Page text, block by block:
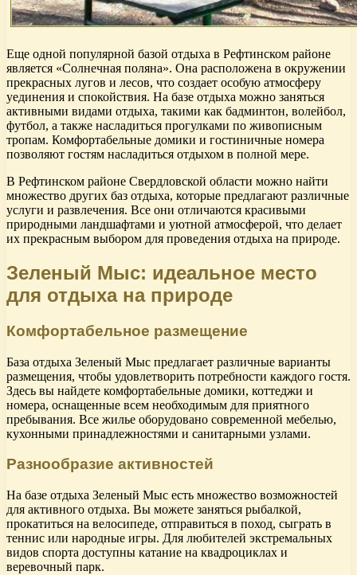
Еще одной популярной базой отдыха в Рефтинском районе
является «Солнечная поляна». Она расположена в окружении
прекрасных лугов и лесов, что создает особую атмосферу
уединения и спокойствия. На базе отдыха можно заняться
активными видами отдыха, такими как бадминтон, волейбол,
футбол, а также насладиться прогулками по живописным
тропам. Комфортабельные домики и гостиничные номера
позволяют гостям насладиться отдыхом в полной мере.
В Рефтинском районе Свердловской области можно найти
множество других баз отдыха, которые предлагают различные
услуги и развлечения. Все они отличаются красивыми
природными ландшафтами и уютной атмосферой, что делает
их прекрасным выбором для проведения отдыха на природе.
Зеленый Мыс: идеальное место
для отдыха на природе
Комфортабельное размещение
База отдыха Зеленый Мыс предлагает различные варианты
размещения, чтобы удовлетворить потребности каждого гостя.
Здесь вы найдете комфортабельные домики, коттеджи и
номера, оснащенные всем необходимым для приятного
пребывания. Все жилье оборудовано современной мебелью,
кухонными принадлежностями и санитарными узлами.
Разнообразие активностей
На базе отдыха Зеленый Мыс есть множество возможностей
для активного отдыха. Вы можете заняться рыбалкой,
прокатиться на велосипеде, отправиться в поход, сыграть в
теннис или народные игры. Для любителей экстремальных
видов спорта доступны катание на квадроциклах и
веревочный парк.